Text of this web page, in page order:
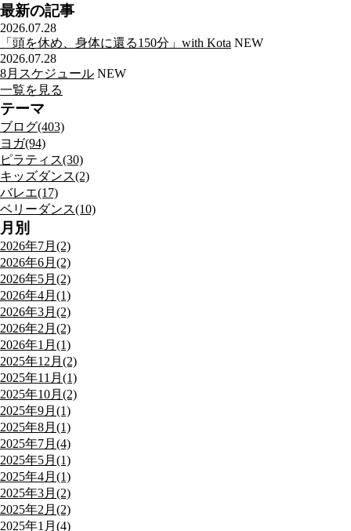
最新の記事
2026.07.28
「頭を休め、身体に還る150分」with Kota NEW
2026.07.28
8月スケジュール NEW
一覧を見る
テーマ
ブログ(403)
ヨガ(94)
ピラティス(30)
キッズダンス(2)
バレエ(17)
ベリーダンス(10)
月別
2026年7月(2)
2026年6月(2)
2026年5月(2)
2026年4月(1)
2026年3月(2)
2026年2月(2)
2026年1月(1)
2025年12月(2)
2025年11月(1)
2025年10月(2)
2025年9月(1)
2025年8月(1)
2025年7月(4)
2025年5月(1)
2025年4月(1)
2025年3月(2)
2025年2月(2)
2025年1月(4)